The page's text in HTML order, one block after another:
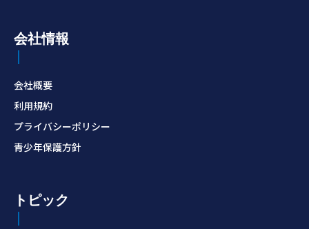
会社情報
会社概要
利用規約
プライバシーポリシー
青少年保護方針
トピック